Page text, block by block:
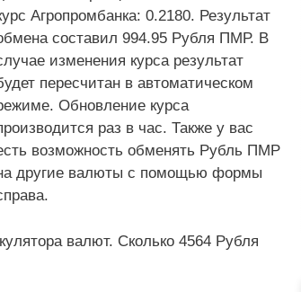
Агропромбанка: 0.2180. Результат
составил 994.95 Рубля ПМР. В
изменения курса результат
пересчитан в автоматическом
Обновление курса
раз в час. Также у вас
возможность обменять Рубль ПМР
другие валюты с помощью формы
валют. Сколько 4564 Рубля